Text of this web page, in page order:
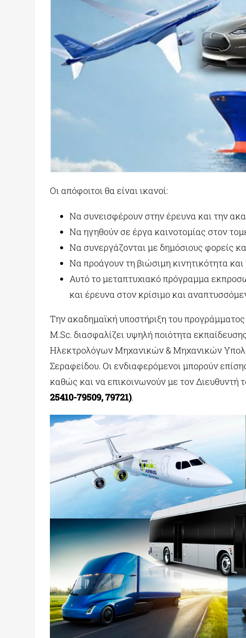
Οι απόφοιτοι θα είναι ικανοί:
Να συνεισφέρουν στην έρευνα και την
Να ηγηθούν σε έργα καινοτομίας στον
Να συνεργάζονται με δημόσιους φορείς
Να προάγουν τη βιώσιμη κινητικότητα
Αυτό το μεταπτυχιακό πρόγραμμα
και έρευνα στον κρίσιμο και
Την ακαδημαϊκή υποστήριξη του
M.Sc. διασφαλίζει υψηλή ποιότητα
Ηλεκτρολόγων Μηχανικών & Μηχανικών
Σεραφείδου. Οι ενδιαφερόμενοι μπορούν
καθώς και να επικοινωνούν με τον
25410-79509, 79721).